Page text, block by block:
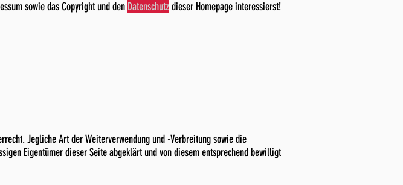
sowie das Copyright und den Datenschutzdieser Homepage interessierst!
Jegliche Art der Weiterverwendung und -Verbreitung sowie die
Eigentümer dieser Seite abgeklärt und von diesem entsprechend bewilligt